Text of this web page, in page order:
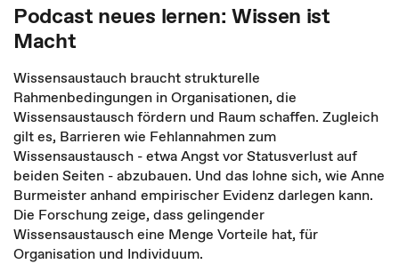
Podcast neues lernen: Wissen ist
Macht
Wissensaustauch braucht strukturelle
Rahmenbedingungen in Organisationen, die
Wissensaustausch fördern und Raum schaffen. Zugleich
gilt es, Barrieren wie Fehlannahmen zum
Wissensaustausch - etwa Angst vor Statusverlust auf
beiden Seiten - abzubauen. Und das lohne sich, wie Anne
Burmeister anhand empirischer Evidenz darlegen kann.
Die Forschung zeige, dass gelingender
Wissensaustausch eine Menge Vorteile hat, für
Organisation und Individuum.